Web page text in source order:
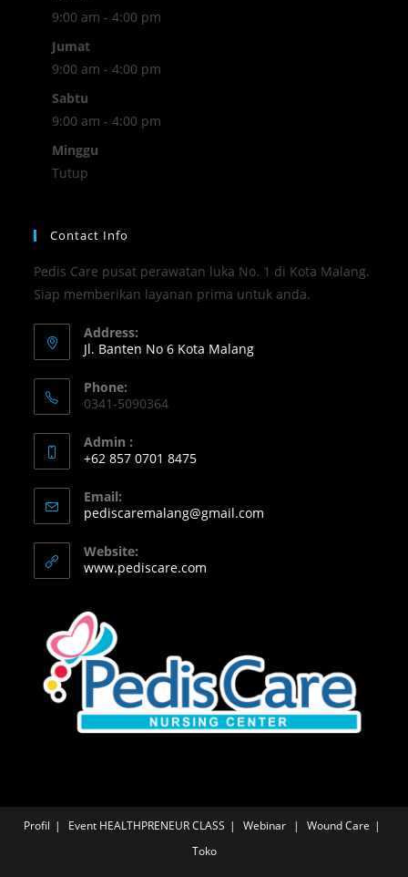
9:00 am - 4:00 pm
Jumat
9:00 am - 4:00 pm
Sabtu
9:00 am - 4:00 pm
Minggu
Tutup
Contact Info
Pedis Care pusat perawatan luka No. 1 di Kota Malang.
Siap memberikan layanan prima untuk anda.
Address:
Jl. Banten No 6 Kota Malang
Phone:
0341-5090364
Admin :
+62 857 0701 8475
Email:
pediscaremalang@gmail.com
Website:
www.pediscare.com
Profil Event HEALTHPRENEUR CLASS Webinar
Wound Care
Toko